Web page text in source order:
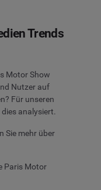
Trends
Motor Show
Nutzer auf
Für unseren
analysiert.
Sie mehr über
Paris Motor